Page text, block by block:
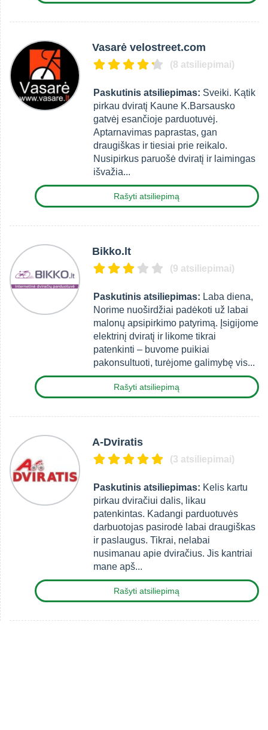
Vasarė velostreet.com
(8 atsiliepimai)
Paskutinis atsiliepimas: Sveiki. Kątik
pirkau dviratį Kaune K.Barsausko
gatvėj esančioje parduotuvėj.
Aptarnavimas paprastas, gan
draugiškas ir tiesiai prie reikalo.
Nusipirkus paruošė dviratį ir laimingas
išvažia...
Rašyti atsiliepimą
Bikko.lt
(9 atsiliepimai)
Paskutinis atsiliepimas: Laba diena,
Norime nuoširdžiai padėkoti už labai
malonų apsipirkimo patyrimą. Įsigijome
elektrinį dviratį ir likome tikrai
patenkinti – buvome puikiai
pakonsultuoti, turėjome galimybę vis...
Rašyti atsiliepimą
A-Dviratis
(3 atsiliepimai)
Paskutinis atsiliepimas: Kelis kartu
pirkau dviračiui dalis, likau
patenkintas. Kadangi parduotuvės
darbuotojas pasirodė labai draugiškas
ir paslaugus. Tikrai, nelabai
nusimanau apie dviračius. Jis kantriai
mane apš...
Rašyti atsiliepimą